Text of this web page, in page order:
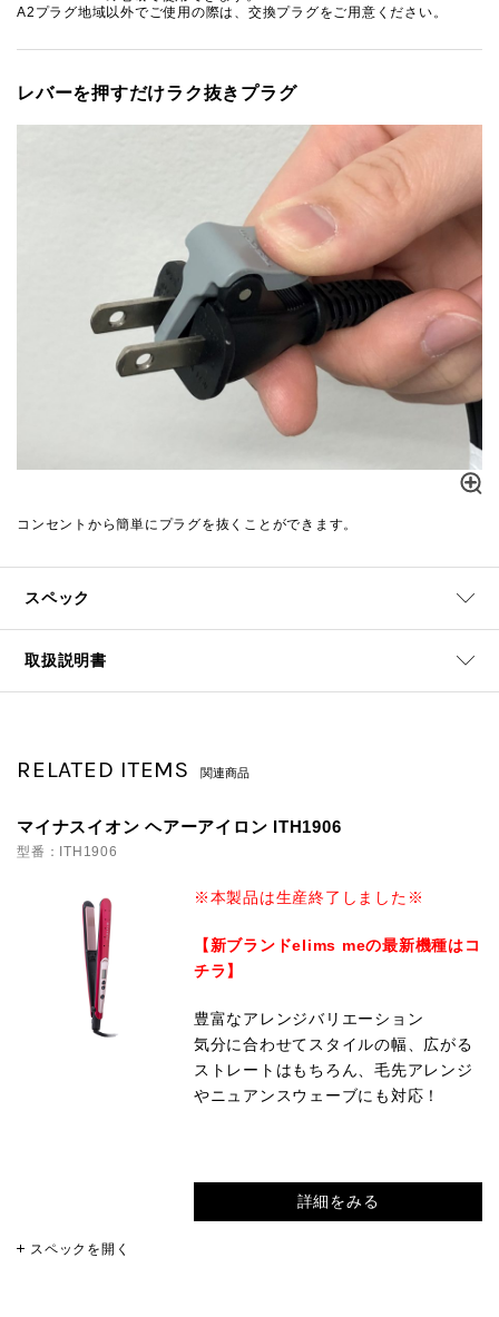
A2プラグ地域以外でご使用の際は、交換プラグをご用意ください。
レバーを押すだけラク抜きプラグ
コンセントから簡単にプラグを抜くことができます。
スペック
取扱説明書
RELATED ITEMS 関連商品
マイナスイオン ヘアーアイロン ITH1906
型番：ITH1906
※本製品は生産終了しました※
【新ブランドelims meの最新機種はコ
チラ】
豊富なアレンジバリエーション
気分に合わせてスタイルの幅、広がる
ストレートはもちろん、毛先アレンジ
やニュアンスウェーブにも対応！
詳細をみる
スペックを開く